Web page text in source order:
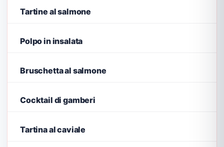
Tartine al salmone
Polpo in insalata
Bruschetta al salmone
Cocktail di gamberi
Tartina al caviale